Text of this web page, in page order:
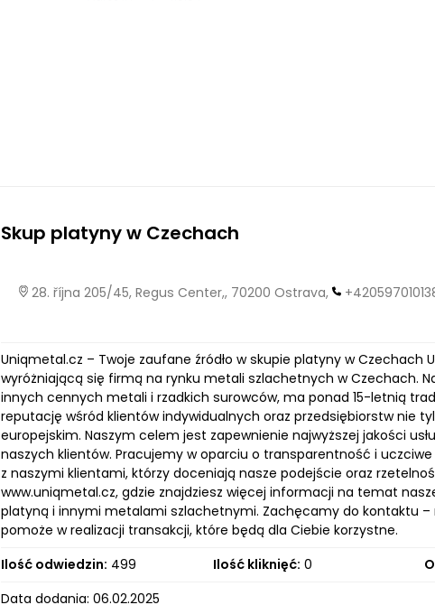
Skup platyny w Czechach
28. října 205/45, Regus Center,, 70200 Ostrava,
Uniqmetal.cz – Twoje zaufane źródło w skupie platyny w
wyróżniającą się firmą na rynku metali szlachetnych w Czechach.
innych cennych metali i rzadkich surowców, ma ponad 15-letnią
reputację wśród klientów indywidualnych oraz przedsiębiorstw nie
europejskim. Naszym celem jest zapewnienie najwyższej jakości
naszych klientów. Pracujemy w oparciu o transparentność i
z naszymi klientami, którzy doceniają nasze podejście oraz
www.uniqmetal.cz, gdzie znajdziesz więcej informacji na temat
platyną i innymi metalami szlachetnymi. Zachęcamy do kontaktu –
pomoże w realizacji transakcji, które będą dla Ciebie korzystne.
Ilość odwiedzin: 499 Ilość kliknięć: 0
Data dodania: 06.02.2025